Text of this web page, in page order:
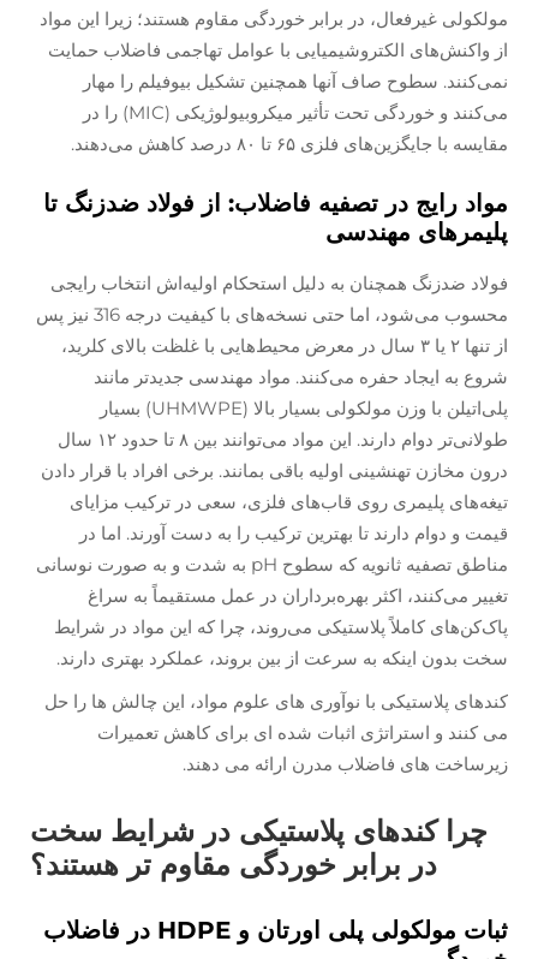
مولکولی غیرفعال، در برابر خوردگی مقاوم هستند؛ زیرا این مواد
از واکنش‌های الکتروشیمیایی با عوامل تهاجمی فاضلاب حمایت
نمی‌کنند. سطوح صاف آنها همچنین تشکیل بیوفیلم را مهار
می‌کنند و خوردگی تحت تأثیر میکروبیولوژیکی (MIC) را در
مقایسه با جایگزین‌های فلزی ۶۵ تا ۸۰ درصد کاهش می‌دهند.
مواد رایج در تصفیه فاضلاب: از فولاد ضدزنگ تا
پلیمرهای مهندسی
فولاد ضدزنگ همچنان به دلیل استحکام اولیه‌اش انتخاب رایجی
محسوب می‌شود، اما حتی نسخه‌های با کیفیت درجه 316 نیز پس
از تنها ۲ یا ۳ سال در معرض محیط‌هایی با غلظت بالای کلرید،
شروع به ایجاد حفره می‌کنند. مواد مهندسی جدیدتر مانند
پلی‌اتیلن با وزن مولکولی بسیار بالا (UHMWPE) بسیار
طولانی‌تر دوام دارند. این مواد می‌توانند بین ۸ تا حدود ۱۲ سال
درون مخازن تهنشینی اولیه باقی بمانند. برخی افراد با قرار دادن
تیغه‌های پلیمری روی قاب‌های فلزی، سعی در ترکیب مزایای
قیمت و دوام دارند تا بهترین ترکیب را به دست آورند. اما در
مناطق تصفیه ثانویه که سطوح pH به شدت و به صورت نوسانی
تغییر می‌کنند، اکثر بهره‌برداران در عمل مستقیماً به سراغ
پاک‌کن‌های کاملاً پلاستیکی می‌روند، چرا که این مواد در شرایط
سخت بدون اینکه به سرعت از بین بروند، عملکرد بهتری دارند.
کندهای پلاستیکی با نوآوری های علوم مواد، این چالش ها را حل
می کنند و استراتژی اثبات شده ای برای کاهش تعمیرات
زیرساخت های فاضلاب مدرن ارائه می دهند.
چرا کندهای پلاستیکی در شرایط سخت
در برابر خوردگی مقاوم تر هستند؟
ثبات مولکولی پلی اورتان و HDPE در فاضلاب